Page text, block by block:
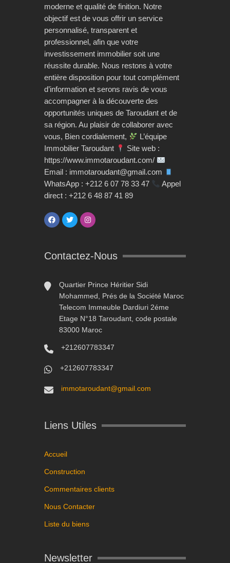
moderne et qualité de finition. Notre
objectif est de vous offrir un service
personnalisé, transparent et
professionnel, afin que votre
investissement immobilier soit une
réussite durable. Nous restons à votre
entière disposition pour tout complément
d’information et serons ravis de vous
accompagner à la découverte des
opportunités uniques de Taroudant et de
sa région. Au plaisir de collaborer avec
vous, Bien cordialement,
L’équipe
Immobilier Taroudant
Site web :
https://www.immotaroudant.com/
Email : immotaroudant@gmail.com
WhatsApp : +212 6 07 78 33 47
Appel
direct : +212 6 48 87 41 89
Contactez-Nous
Quartier Prince Héritier Sidi
Mohammed, Prés de la Société Maroc
Telecom Immeuble Dardiuri 2éme
Etage N°18 Taroudant, code postale
83000 Maroc
+212607783347
+212607783347
immotaroudant@gmail.com
Liens Utiles
Accueil
Construction
Commentaires clients
Nous Contacter
Liste du biens
Newsletter